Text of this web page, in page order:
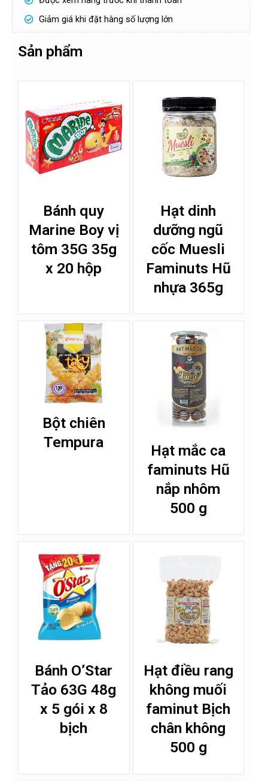
Giảm giá khi đặt hàng số lượng lớn
Sản phẩm
Bánh quy
Marine Boy vị
tôm 35G 35g
x 20 hộp
Hạt dinh
dưỡng ngũ
cốc Muesli
Faminuts Hũ
nhựa 365g
Bột chiên
Tempura
Hạt mắc ca
faminuts Hũ
nắp nhôm
500 g
Bánh O’Star
Tảo 63G 48g
x 5 gói x 8
bịch
Hạt điều rang
không muối
faminut Bịch
chân không
500 g
H
v
S
ạ
i
!
*